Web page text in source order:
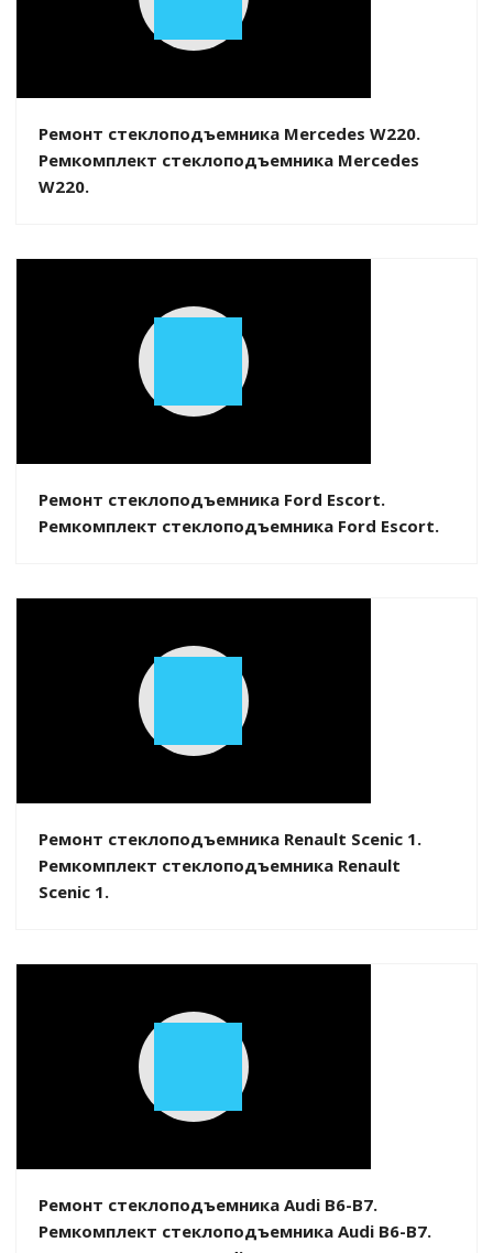
Play
Ремонт стеклоподъемника Mercedes W220.
Ремкомплект стеклоподъемника Mercedes
W220.
Play
Ремонт стеклоподъемника Ford Escort.
Ремкомплект стеклоподъемника Ford Escort.
Play
Ремонт стеклоподъемника Renault Scenic 1.
Ремкомплект стеклоподъемника Renault
Scenic 1.
Play
Ремонт стеклоподъемника Audi B6-B7.
Ремкомплект стеклоподъемника Audi B6-B7.